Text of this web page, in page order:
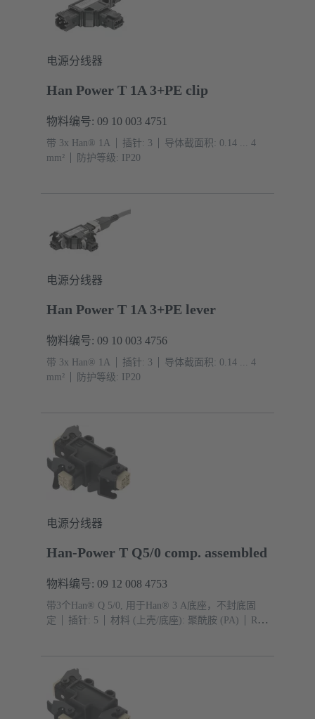
电源分线器
Han Power T 1A 3+PE clip
物料编号: 09 10 003 4751
带 3x Han® 1A 插针: 3
导体截面积: 0.14 ... 4
mm²
防护等级: IP20
电源分线器
Han Power T 1A 3+PE lever
物料编号: 09 10 003 4756
带 3x Han® 1A 插针: 3
导体截面积: 0.14 ... 4
mm²
防护等级: IP20
电源分线器
Han-Power T Q5/0 comp. assembled
物料编号: 09 12 008 4753
带3个Han® Q 5/0, 用于Han® 3 A底座，不封底固
定
插针: 5 材料 (上壳/底座): 聚酰胺 (PA)
RAL